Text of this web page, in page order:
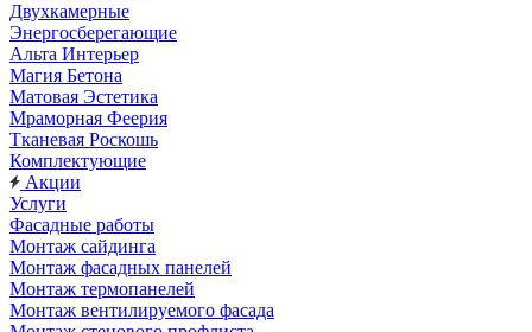
Двухкамерные
Энергосберегающие
Альта Интерьер
Магия Бетона
Матовая Эстетика
Мраморная Феерия
Тканевая Роскошь
Комплектующие
Акции
Услуги
Фасадные работы
Монтаж сайдинга
Монтаж фасадных панелей
Монтаж термопанелей
Монтаж вентилируемого фасада